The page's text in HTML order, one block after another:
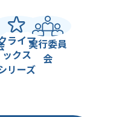
ライマ
ックス
リーズ
実行委員
会